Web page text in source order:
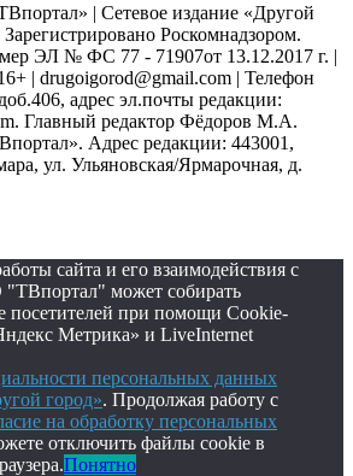
| Сетевое издание «Другой
Зарегистрировано Роскомнадзором.
ЭЛ № ФС 77 - 71907от 13.12.2017 г. |
| drugoigorod@gmail.com | Телефон
адрес эл.почты редакции:
Главный редактор Фёдоров М.А.
Адрес редакции: 443001,
ул. Ульяновская/Ярмарочная, д.
сайта и его взаимодействия с
может собирать
посетителей при помощи Cookie-
Метрика» и LiveInternet
персональных данных
город». Продолжая работу с
на обработку персональных
отключить файлы cookie в
Понятно